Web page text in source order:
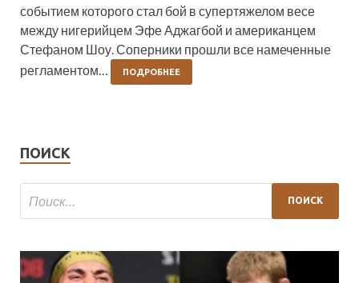
событием которого стал бой в супертяжелом весе
между нигерийцем Эфе Аджагбой и американцем
Стефаном Шоу. Соперники прошли все намеченные
регламентом…
ПОДРОБНЕЕ
ПОИСК